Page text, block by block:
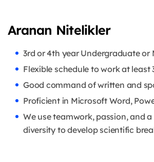
Aranan Nitelikler
3rd or 4th year Undergraduate or
Flexible schedule to work at least
Good command of written and
Proficient in Microsoft Word,
We use teamwork, passion, and
diversity to develop scientific